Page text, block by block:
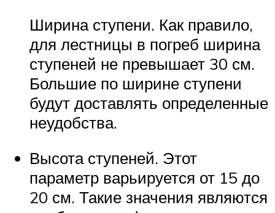
Ширина ступени. Как правило,
для лестницы в погреб ширина
ступеней не превышает 30 см.
Большие по ширине ступени
будут доставлять определенные
неудобства.
Высота ступеней. Этот
параметр варьируется от 15 до
20 см. Такие значения являются